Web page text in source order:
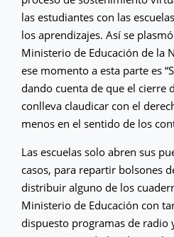
las estudiantes con las
los aprendizajes. Así se
Ministerio de Educación de la
ese momento a esta parte es
dando cuenta de que el cierre
conlleva claudicar con el
menos en el sentido de los
Las escuelas solo abren sus
casos, para repartir bolsones
distribuir alguno de los
Ministerio de Educación con
dispuesto programas de radio